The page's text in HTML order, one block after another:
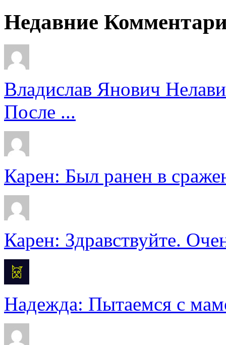
Недавние
Владислав Янович
После ...
Карен: Был ранен в
Карен: Здравствуйте.
Надежда: Пытаемся с